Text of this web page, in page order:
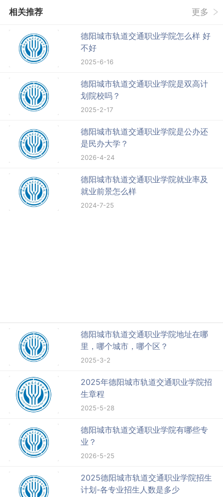
相关推荐 更多
德阳城市轨道交通职业学院怎么样 好
不好
2025-6-16
德阳城市轨道交通职业学院是双高计
划院校吗？
2025-2-17
德阳城市轨道交通职业学院是公办还
是民办大学？
2026-4-24
德阳城市轨道交通职业学院就业率及
就业前景怎么样
2024-7-25
德阳城市轨道交通职业学院地址在哪
里，哪个城市，哪个区？
2025-3-2
2025年德阳城市轨道交通职业学院招
生章程
2025-5-28
德阳城市轨道交通职业学院有哪些专
业？
2026-5-25
2025德阳城市轨道交通职业学院招生
计划-各专业招生人数是多少